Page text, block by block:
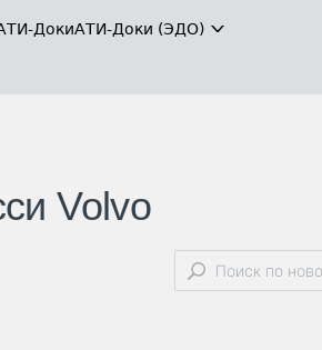
ДокиАТИ-Доки (ЭДО)
Volvo